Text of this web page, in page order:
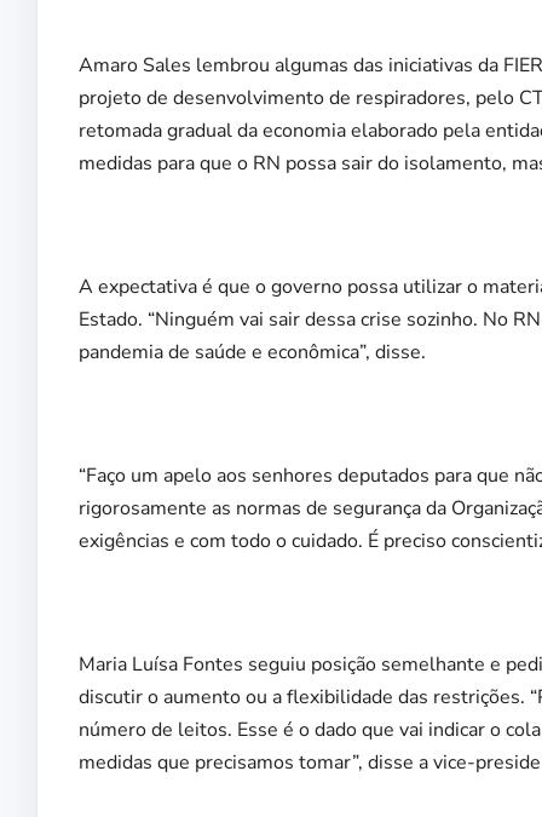
Amaro Sales lembrou algumas das iniciativas da
projeto de desenvolvimento de respiradores, pelo
retomada gradual da economia elaborado pela
medidas para que o RN possa sair do isolamento,
A expectativa é que o governo possa utilizar o
Estado. “Ninguém vai sair dessa crise sozinho. No
pandemia de saúde e econômica”, disse.
“Faço um apelo aos senhores deputados para que
rigorosamente as normas de segurança da
exigências e com todo o cuidado. É preciso
Maria Luísa Fontes seguiu posição semelhante e
discutir o aumento ou a flexibilidade das restrições.
número de leitos. Esse é o dado que vai indicar o
medidas que precisamos tomar”, disse a vice-